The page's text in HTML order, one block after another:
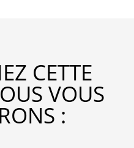
CETTE
VOUS
: